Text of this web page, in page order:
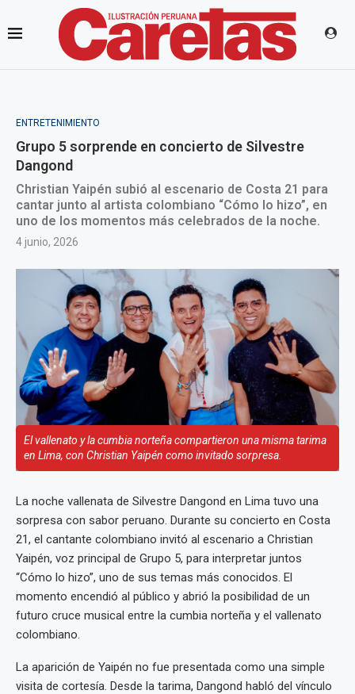
ENTRETENIMIENTO
Grupo 5 sorprende en concierto de Silvestre
Dangond
Christian Yaipén subió al escenario de Costa 21 para
cantar junto al artista colombiano “Cómo lo hizo”, en
uno de los momentos más celebrados de la noche.
4 junio, 2026
El vallenato y la cumbia norteña compartieron una misma tarima
en Lima, con Christian Yaipén como invitado sorpresa.
La noche vallenata de Silvestre Dangond en Lima tuvo una
sorpresa con sabor peruano. Durante su concierto en Costa
21, el cantante colombiano invitó al escenario a Christian
Yaipén, voz principal de Grupo 5, para interpretar juntos
“Cómo lo hizo”, uno de sus temas más conocidos. El
momento encendió al público y abrió la posibilidad de un
futuro cruce musical entre la cumbia norteña y el vallenato
colombiano.
La aparición de Yaipén no fue presentada como una simple
visita de cortesía. Desde la tarima, Dangond habló del vínculo